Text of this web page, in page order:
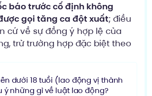
báo trước cố định không
gọi tăng ca đột xuất; điều
cứ về sự đồng ý hợp lệ của
trừ trường hợp đặc biệt theo
dưới 18 tuổi (lao động vị thành
ý những gì về luật lao động?